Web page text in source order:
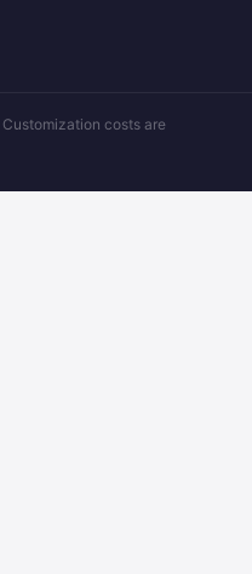
costs are